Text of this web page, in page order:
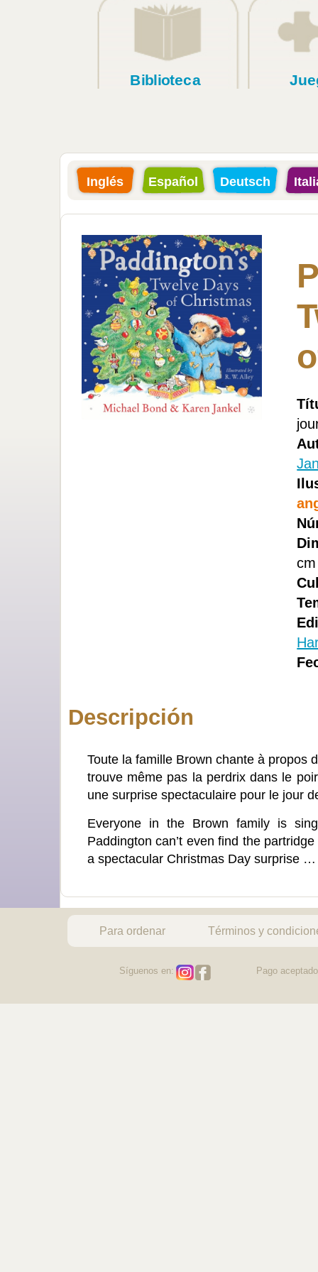
Biblioteca
Inglés Español Deutsch
cm
Descripción
Toute la famille Brown chante à propos
trouve même pas la perdrix dans le
une surprise spectaculaire pour le jour
Everyone in the Brown family is
Paddington can’t even find the
a spectacular Christmas Day surprise …
Para ordenar Términos y
Síguenos en: Pago